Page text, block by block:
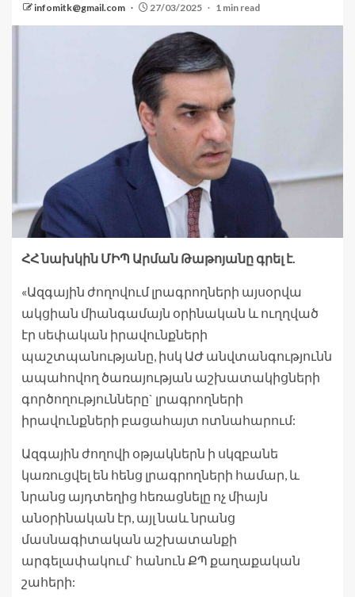
infomitk@gmail.com 27/03/2025 1 min read
ՀՀ նախկին ՄԻՊ Արման Թաթոյանը գրել է.
«Ազգային ժողովում լրագրողների այսօրվա
ակցիան միանգամայն օրինական և ուղղված
էր սեփական իրավունքների
պաշտպանությանը, իսկ ԱԺ անվտանգությունն
ապահովող ծառայության աշխատակիցների
գործողությունները` լրագրողների
իրավունքների բացահայտ ոտնահարում:
Ազգային ժողովի օթյակներն ի սկզբանե
կառուցվել են հենց լրագրողների համար, և
նրանց այդտեղից հեռացնելը ոչ միայն
անօրինական էր, այլ նաև նրանց
մասնագիտական աշխատանքի
արգելափակում` հանուն ՔՊ քաղաքական
շահերի: